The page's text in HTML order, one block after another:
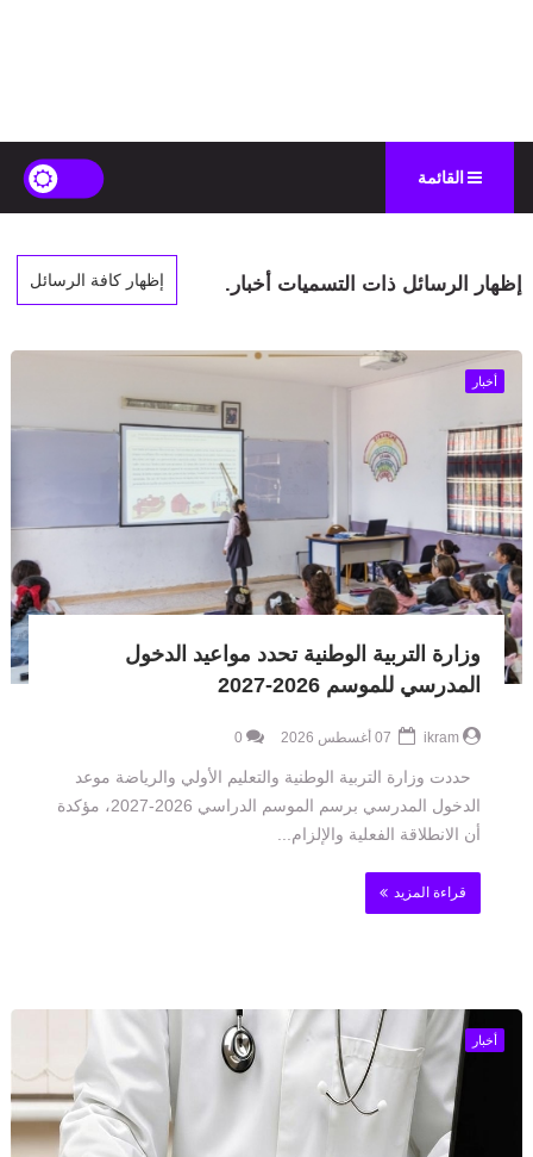
القائمة
‏إظهار الرسائل ذات التسميات أخبار . إظهار كافة الرسائل
أخبار
وزارة التربية الوطنية تحدد مواعيد الدخول
المدرسي للموسم 2026-2027
ikram
0
حددت وزارة التربية الوطنية والتعليم الأولي والرياضة موعد
الدخول المدرسي برسم الموسم الدراسي 2026-2027، مؤكدة
أن الانطلاقة الفعلية والإلزام...
قراءة المزيد
أخبار